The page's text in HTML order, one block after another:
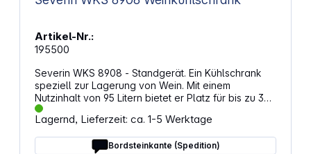
Artikel-Nr.:
195500
Severin WKS 8908 - Standgerät. Ein Kühlschrank
speziell zur Lagerung von Wein. Mit einem
Nutzinhalt von 95 Litern bietet er Platz für bis zu 36
Flaschen á 0,75 Litern und hält diese bei
Temperaturen zwischen 5°C und 18°C. Effiziente
LagerungDer Severin WKS 8908 verfügt über
sieben Ablagen aus Metall, die eine stabile und
Lagernd, Lieferzeit: ca. 1-5 Werktage
Bordsteinkante (Spedition)